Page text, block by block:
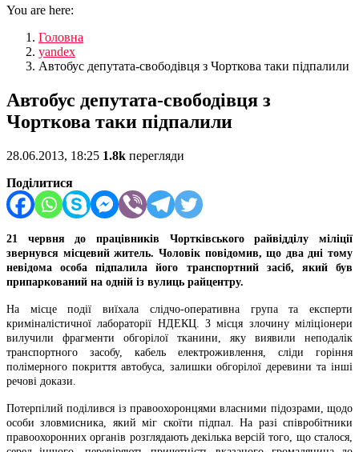
You are here:
Головна
yandex
Автобус депутата-свободівця з Чорткова таки підпалили
Автобус депутата-свободівця з
Чорткова таки підпалили
28.06.2013, 18:25 1.8k перегляди
Поділитися
21 червня до працівників Чортківськогорайвідділу міліції
звернувся місцевий житель. Чоловік повідомив, що два дні тому
невідома особа підпалила його транспортний засіб, який був
припаркований на одній із вулиць райцентру.
На місце події виїхала слідчо-оперативна група та експерти
криміналістичної лабораторії НДЕКЦ. З місця злочину міліціонери
вилучили фрагменти обгорілої тканини, яку виявили неподалік
транспортного засобу, кабель електроживлення, сліди горіння
полімерного покриття автобуса, залишки обгорілої деревини та інші
речові докази.
Потерпілий поділився із правоохоронцями власними підозрами, щодо
особи зловмисника, який міг скоїти підпал. На разі співробітники
правоохоронних органів розглядають декілька версій того, що сталося,